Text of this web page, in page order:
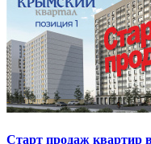
Старт продаж